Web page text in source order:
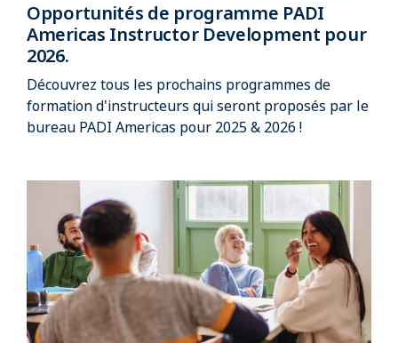
Opportunités de programme PADI
Americas Instructor Development pour
2026.
Découvrez tous les prochains programmes de
formation d'instructeurs qui seront proposés par le
bureau PADI Americas pour 2025 & 2026 !